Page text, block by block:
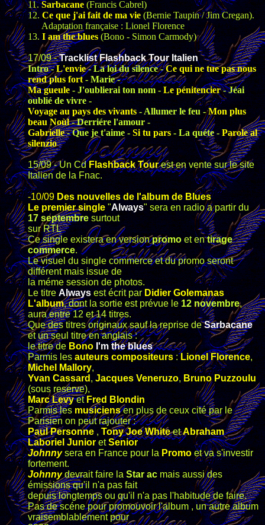
11.Sarbacane(Francis Cabrel)
12.Ce que j'ai fait de ma vie(Bernie Taupin / Jim Cregan).
Adaptation française : Lionel Florence
13.I am the blues(Bono - Simon Carmody)
17/09 -Tracklist Flashback Tour Italien
Intro -L'envie- La loi du silence -Ce qui ne tue pas nous
rend plus fort- Marie -
Ma gueule- J'oublierai ton nom -Le pénitencier- Jéai
oublié de vivre -
Voyage au pays des vivants- Allumer le feu -Mon plus
beau Noùl- Derriére l'amour -
Gabrielle- Que je t'aime -Si tu pars- La quéte -Parole al
silenzio
15/09 - Un CdFlashback Tourest en vente sur le site
Italien de la Fnac.
-10/09Des nouvelles de l'album de Blues
Le premier single"Always" sera en radio a partir du
17 septembresurtout
sur RTL
Ce single existera en versionpromoet entirage
commerce.
Le visuel du single commerce et du promo seront
différent mais issue de
la méme session de photos.
Le titreAlwaysest écrit parDidier Golemanas
L'album, dont la sortie est prévue le12 novembre,
aura entre 12 et 14 titres.
Que des titres originaux sauf la reprise deSarbacane
et un seul titre en anglais :
le titre deBono I'm the blues
Parmis lesauteurs compositeurs:Lionel Florence,
Michel Mallory,
Yvan Cassard,Jacques Veneruzo,Bruno Puzzoulu
(sous reserve),
Marc LevyetFred Blondin
Parmis les musiciensen plus de ceux cité par le
Parisien on peut rajouter :
Paul Personne,Tony Joe WhiteetAbraham
Laboriel JunioretSenior
Johnny sera en France pour la Promoet va s'investir
fortement.
Johnnydevrait faire laStar acmais aussi des
émissions qu'il n'a pas fait
depuis longtemps ou qu'il n'a pas l'habitude de faire.
Pas de scéne pour promouvoir l'album , un autre album
vraisemblablement pour